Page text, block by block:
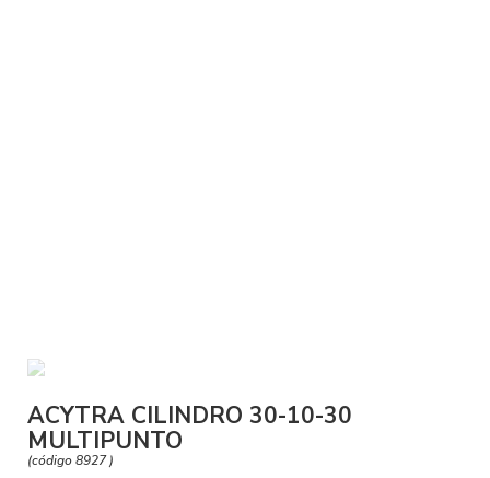
ACYTRA CILINDRO 30-10-30
MULTIPUNTO
(código 8927 )